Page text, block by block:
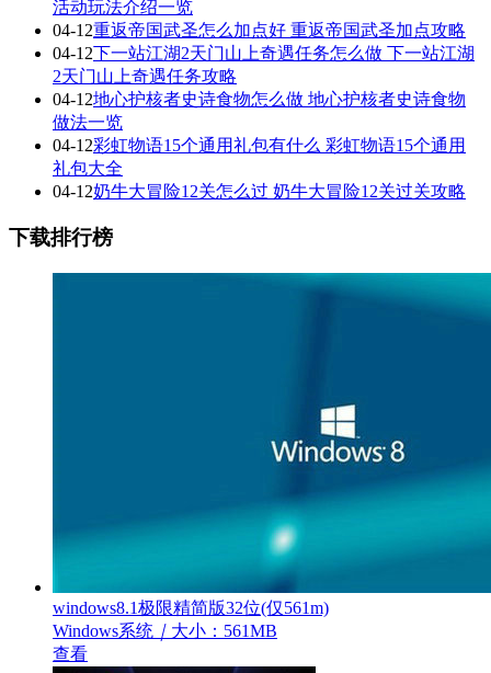
活动玩法介绍一览
04-12重返帝国武圣怎么加点好 重返帝国武圣加点攻略
04-12下一站江湖2天门山上奇遇任务怎么做 下一站江湖
2天门山上奇遇任务攻略
04-12地心护核者史诗食物怎么做 地心护核者史诗食物
做法一览
04-12彩虹物语15个通用礼包有什么 彩虹物语15个通用
礼包大全
04-12奶牛大冒险12关怎么过 奶牛大冒险12关过关攻略
下载排行榜
windows8.1极限精简版32位(仅561m)
Windows系统 ｜ 大小：561MB
查看